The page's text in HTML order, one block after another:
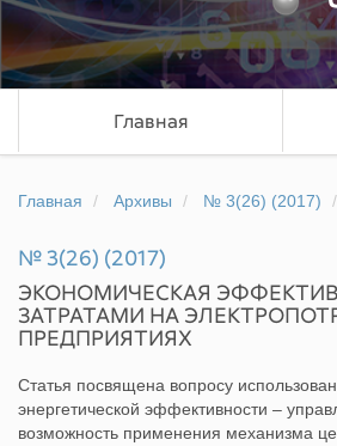
Главная
Главная Архивы № 3(26) (2017)
№ 3(26) (2017)
ЭКОНОМИЧЕСКАЯ
ЗАТРАТАМИ НА
ПРЕДПРИЯТИЯХ
Статья посвящена вопросу
энергетической эффективности –
возможность применения механизма